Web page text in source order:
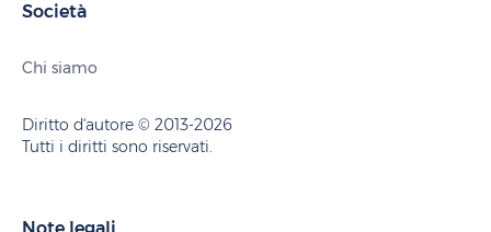
Società
Chi siamo
Diritto d'autore © 2013-2026
Tutti i diritti sono riservati.